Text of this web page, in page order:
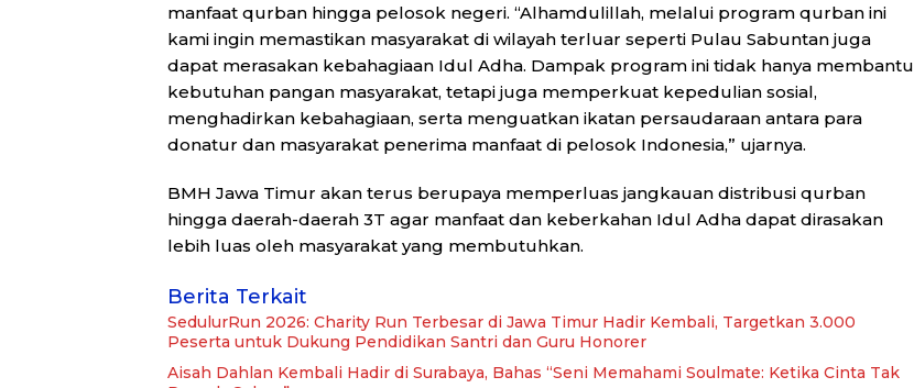
manfaat qurban hingga pelosok negeri. “Alhamdulillah, melalui program qurban ini
kami ingin memastikan masyarakat di wilayah terluar seperti Pulau Sabuntan juga
dapat merasakan kebahagiaan Idul Adha. Dampak program ini tidak hanya membantu
kebutuhan pangan masyarakat, tetapi juga memperkuat kepedulian sosial,
menghadirkan kebahagiaan, serta menguatkan ikatan persaudaraan antara para
donatur dan masyarakat penerima manfaat di pelosok Indonesia,” ujarnya.
BMH Jawa Timur akan terus berupaya memperluas jangkauan distribusi qurban
hingga daerah-daerah 3T agar manfaat dan keberkahan Idul Adha dapat dirasakan
lebih luas oleh masyarakat yang membutuhkan.
Berita Terkait
SedulurRun 2026: Charity Run Terbesar di Jawa Timur Hadir Kembali, Targetkan 3.000
Peserta untuk Dukung Pendidikan Santri dan Guru Honorer
Aisah Dahlan Kembali Hadir di Surabaya, Bahas “Seni Memahami Soulmate: Ketika Cinta Tak